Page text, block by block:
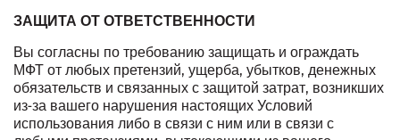
ЗАЩИТА ОТ ОТВЕТСТВЕННОСТИ
Вы согласны по требованию защищать и ограждать
МФТ от любых претензий, ущерба, убытков, денежных
обязательств и связанных с защитой затрат, возникших
из-за вашего нарушения настоящих Условий
использования либо в связи с ним или в связи с